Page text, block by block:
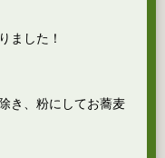
ました！
き、粉にしてお蕎麦